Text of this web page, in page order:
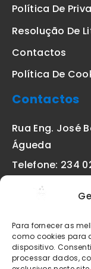
Para fornecer as
como cookies para
dispositivo.
processar dados,
Política De
Resolução De
Contactos
Política De
Contactos
Rua Eng. José
Águeda
Telefone: 234
Os preços